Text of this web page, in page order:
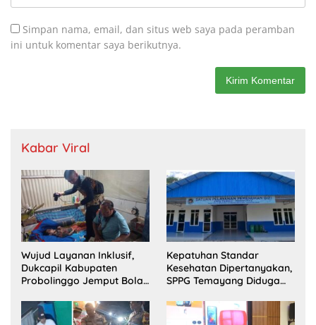
Simpan nama, email, dan situs web saya pada peramban
ini untuk komentar saya berikutnya.
Kabar Viral
Wujud Layanan Inklusif,
Dukcapil Kabupaten
Probolinggo Jemput Bola
Disabilitas di Dringu
Kepatuhan Standar
Kesehatan Dipertanyakan,
SPPG Temayang Diduga